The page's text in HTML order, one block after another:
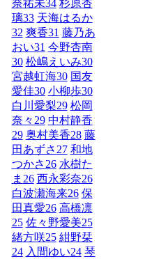
奈祐未34 杉原杏
璃33 天海はるか
32 爽香31 藤乃あ
おい31 今野杏南
30 松嶋えいみ30
宮越虹海30 国友
愛佳30 小柳歩30
白川愛梨29 松岡
奈々29 中村静香
29 奥村美香28 藤
田あずさ27 和地
つかさ26 水樹た
ま 26 西永彩奈26
白波瀬海来26 保
田真愛26 高橋凛
25 佐々野愛美25
緒方咲25 紺野栞
24 入間ゆい24 琴